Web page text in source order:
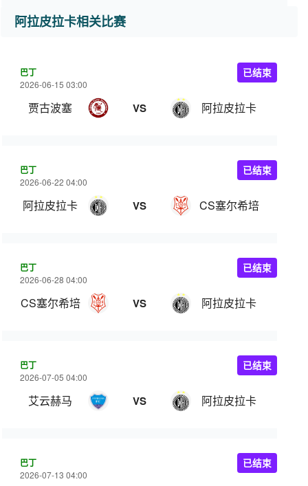
阿拉皮拉卡相关比赛
巴丁
2026-06-15 03:00
贾古波塞 VS 阿拉皮拉卡
已结束
巴丁
2026-06-22 04:00
阿拉皮拉卡 VS CS塞尔希培
已结束
巴丁
2026-06-28 04:00
CS塞尔希培 VS 阿拉皮拉卡
已结束
巴丁
2026-07-05 04:00
艾云赫马 VS 阿拉皮拉卡
已结束
巴丁
2026-07-13 04:00
已结束